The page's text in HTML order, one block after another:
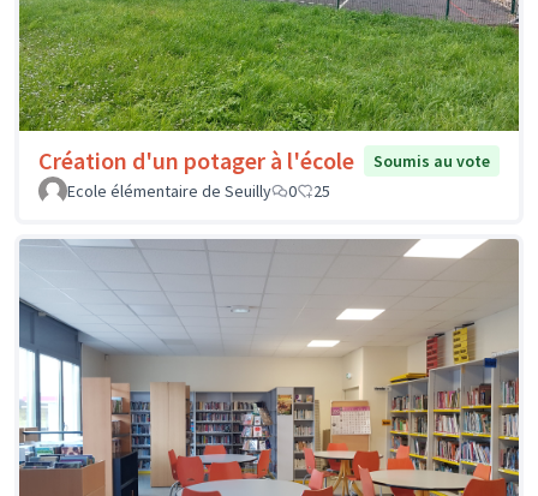
Création d'un potager à l'école
Soumis au vote
Ecole élémentaire de Seuilly
0 25